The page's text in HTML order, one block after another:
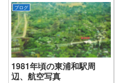
は、自動車税の一部などを積み
立てた「彩の国みどりの基金」
を活用し、県民の皆様と一緒に
育てています。ここでは、明治
神宮の森の造営などで功績のあ
った、埼玉県出身で日本初の林
学博士となられた本多静六博士
の、自然の力を活かした森づ...
ブログ
1981年頃の東浦和駅周
辺、航空写真